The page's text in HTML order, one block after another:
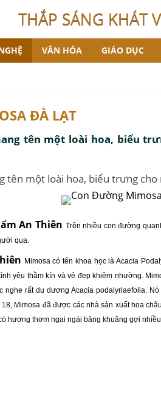
THẮP SÁNG KHÁT
VĂN HÓA GIÁO DỤC
ĐÀ LẠT
tên một loài hoa, biểu
tên một loài hoa, biểu trưng
An Thiên Trên nhiều con đường
qua.
Mimosa có tên khoa học là Acacia
yêu thầm kín và vẻ đẹp khiêm nhường.
nghe rất du dương Acacia podalyriaefolia.
Mimosa đã được các nhà sản xuất hoa
hương thơm ngai ngái bâng khuâng gợi